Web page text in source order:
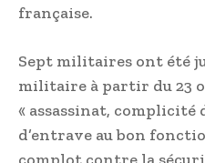
française.
Sept militaires ont été
militaire à partir du 23
« assassinat, complicité
d’entrave au bon